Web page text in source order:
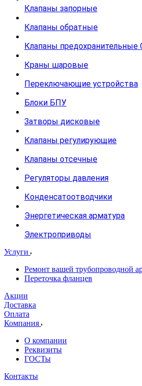
Клапаны запорные
Клапаны обратные
Клапаны
Краны шаровые
Переключающие устройства
Блоки БПУ
Затворы дисковые
Клапаны регулирующие
Клапаны отсечные
Регуляторы давления
Конденсатоотводчики
Энергетическая арматура
Электроприводы
Услуги
Ремонт вашей трубопроводной
Переточка фланцев
Акции
Доставка
Оплата
Компания
О компании
Реквизиты
ГОСТы
Контакты